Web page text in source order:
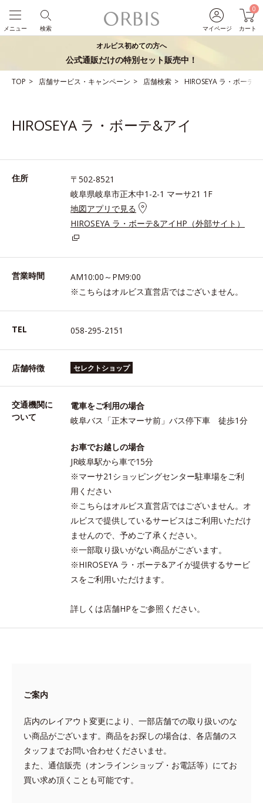
マイページ
0
カート
検索
メニュー
オルビス初めての方へ
公式通販だけの特別セット販売中！
TOP 店舗サービス・キャンペーン 店舗検索 HIROSEYA ラ・ボーテ&
HIROSEYA ラ・ボーテ&アイ
住所
〒502-8521
岐阜県岐阜市正木中1-2-1 マーサ21 1F
地図アプリで見る
HIROSEYA ラ・ボーテ&アイHP（外部サイト）
営業時間
AM10:00～PM9:00
※こちらはオルビス直営店ではございません。
TEL 058-295-2151
店舗特徴 セレクトショップ
交通機関に
ついて
電車をご利用の場合
岐阜バス「正木マーサ前」バス停下車 徒歩1分
お車でお越しの場合
JR岐阜駅から車で15分
※マーサ21ショッピングセンター駐車場をご利
用ください
※こちらはオルビス直営店ではございません。オ
ルビスで提供しているサービスはご利用いただけ
ませんので、予めご了承ください。
※一部取り扱いがない商品がございます。
※HIROSEYA ラ・ボーテ&アイが提供するサービ
スをご利用いただけます。
詳しくは店舗HPをご参照ください。
ご案内
店内のレイアウト変更により、一部店舗での取り扱いのな
い商品がございます。商品をお探しの場合は、各店舗のス
タッフまでお問い合わせくださいませ。
また、通信販売（オンラインショップ・お電話等）にてお
買い求め頂くことも可能です。